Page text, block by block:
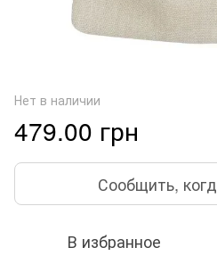
Нет в наличии
479.00 грн
Сообщить,
В избранное